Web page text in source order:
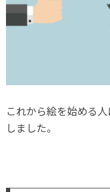
これから絵を始める
しました。